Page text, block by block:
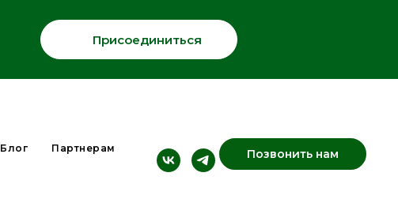
Присоединиться
Блог
Партнерам
Позвонить нам